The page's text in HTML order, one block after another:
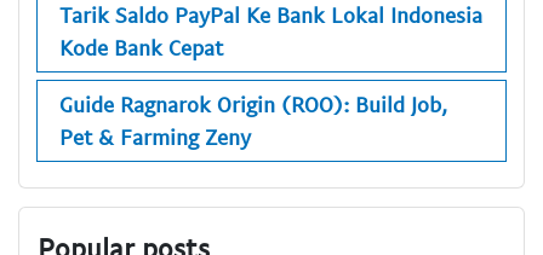
Tarik Saldo PayPal Ke Bank Lokal Indonesia
Kode Bank Cepat
Guide Ragnarok Origin (ROO): Build Job,
Pet & Farming Zeny
Popular posts